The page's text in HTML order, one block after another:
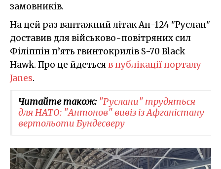
замовників.
На цей раз вантажний літак Ан-124 "Руслан"
доставив для військово-повітряних сил
Філіппін п’ять гвинтокрилів S-70 Black
Hawk. Про це йдетьсяв публікації порталу
Janes.
Читайте також: "Руслани" трудяться
для НАТО: "Антонов" вивіз із Афганістану
вертольоти Бундесверу